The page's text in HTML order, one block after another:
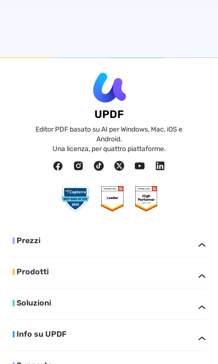
UPDF
Editor PDF basato su AI per Windows, Mac, iOS e
Android.
Una licenza, per quattro piattaforme.
Prezzi
Prodotti
Soluzioni
Info su UPDF